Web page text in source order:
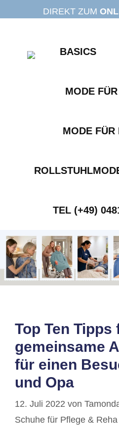
Inhalt
DIREKT ZUM
BASICS
MODE
MODE FÜR
TEL (+49)
Top Ten Tipps
gemeinsame
für einen
und Opa
12. Juli 2022 von
Schuhe für Pflege & Reha